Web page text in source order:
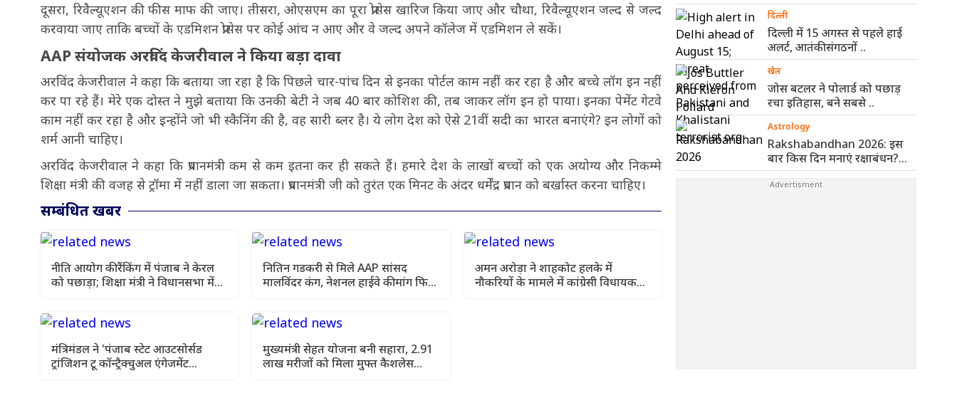
दूसरा, रिवैल्यूएशन की फीस माफ की जाए। तीसरा, ओएसएम का पूरा प्रोसेस खारिज किया जाए और चौथा, रिवैल्यूएशन जल्द से जल्द
करवाया जाए ताकि बच्चों के एडमिशन प्रोसेस पर कोई आंच न आए और वे जल्द अपने कॉलेज में एडमिशन ले सकें।
AAP संयोजक अरविंद केजरीवाल ने किया बड़ा दावा
अरविंद केजरीवाल ने कहा कि बताया जा रहा है कि पिछले चार-पांच दिन से इनका पोर्टल काम नहीं कर रहा है और बच्चे लॉग इन नहीं
कर पा रहे हैं। मेरे एक दोस्त ने मुझे बताया कि उनकी बेटी ने जब 40 बार कोशिश की, तब जाकर लॉग इन हो पाया। इनका पेमेंट गेटवे
काम नहीं कर रहा है और इन्होंने जो भी स्कैनिंग की है, वह सारी ब्लर है। ये लोग देश को ऐसे 21वीं सदी का भारत बनाएंगे? इन लोगों को
शर्म आनी चाहिए।
अरविंद केजरीवाल ने कहा कि प्रधानमंत्री कम से कम इतना कर ही सकते हैं। हमारे देश के लाखों बच्चों को एक अयोग्य और निकम्मे
शिक्षा मंत्री की वजह से ट्रॉमा में नहीं डाला जा सकता। प्रधानमंत्री जी को तुरंत एक मिनट के अंदर धर्मेंद्र प्रधान को बर्खास्त करना चाहिए।
सम्बंधित खबर
नीति आयोग की रैंकिंग में पंजाब ने केरल
को पछाड़ा; शिक्षा मंत्री ने विधानसभा में
नितिन गडकरी से मिले AAP सांसद
मालविंदर कंग, नेशनल हाईवे की मांग फिर
अमन अरोड़ा ने शाहकोट हलके में
नौकरियों के मामले में कांग्रेसी विधायक
मंत्रिमंडल ने 'पंजाब स्टेट आउटसोर्सड
ट्रांजिशन टू कॉन्ट्रैक्चुअल एंगेजमेंट
मुख्यमंत्री सेहत योजना बनी सहारा, 2.91
लाख मरीजों को मिला मुफ्त कैशलेस
दिल्ली
दिल्ली में 15 अगस्त से पहले हाई
अलर्ट, आतंकी संगठनों ..
खेल
जोस बटलर ने पोलार्ड को पछाड़
रचा इतिहास, बने सबसे ..
Astrology
Rakshabandhan 2026: इस
बार किस दिन मनाएं रक्षाबंधन?
पंचांग से ..